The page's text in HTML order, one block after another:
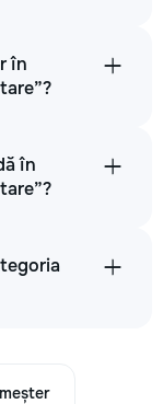
în
în